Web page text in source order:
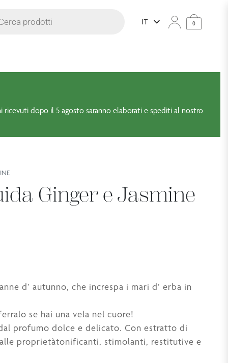
IT 0
ricevuti dopo il 5 agosto saranno elaborati e spediti al nostro
Ginger e Jasmine
d’ autunno, che increspa i mari d’ erba in
se hai una vela nel cuore!
profumo dolce e delicato. Con estratto di
proprietàtonificanti, stimolanti, restitutive e